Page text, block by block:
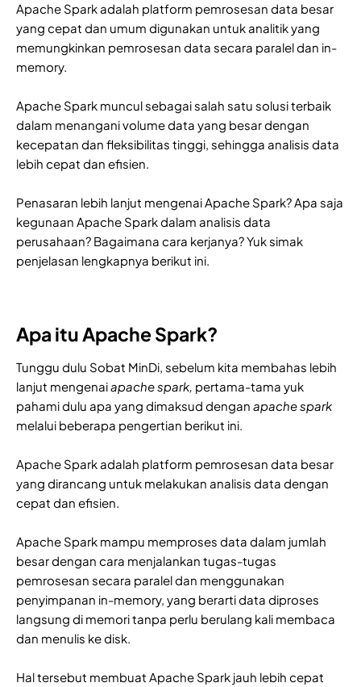
Apache Spark adalah platform pemrosesan data besar
yang cepat dan umum digunakan untuk analitik yang
memungkinkan pemrosesan data secara paralel dan in-
memory.
Apache Spark muncul sebagai salah satu solusi terbaik
dalam menangani volume data yang besar dengan
kecepatan dan fleksibilitas tinggi, sehingga analisis data
lebih cepat dan efisien.
Penasaran lebih lanjut mengenai Apache Spark? Apa saja
kegunaan Apache Spark dalam analisis data
perusahaan? Bagaimana cara kerjanya? Yuk simak
penjelasan lengkapnya berikut ini.
Apa itu Apache Spark?
Tunggu dulu Sobat MinDi, sebelum kita membahas lebih
lanjut mengenaiapache spark, pertama-tama yuk
pahami dulu apa yang dimaksud dengan apache spark
melalui beberapa pengertian berikut ini.
Apache Spark adalah platform pemrosesan data besar
yang dirancang untuk melakukan analisis data dengan
cepat dan efisien.
Apache Spark mampu memproses data dalam jumlah
besar dengan cara menjalankan tugas-tugas
pemrosesan secara paralel dan menggunakan
penyimpanan in-memory, yang berarti data diproses
langsung di memori tanpa perlu berulang kali membaca
dan menulis ke disk.
Hal tersebut membuat Apache Spark jauh lebih cepat